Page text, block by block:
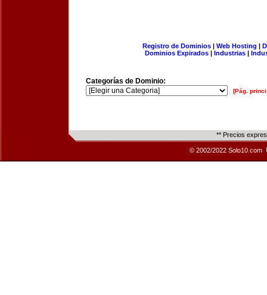
Registro de Dominios| Web Hosting |
Dominios Expirados | Industrias |
Categorías de Dominio:
[Pág.
** Precios
© 2002/2022 Solo10.com